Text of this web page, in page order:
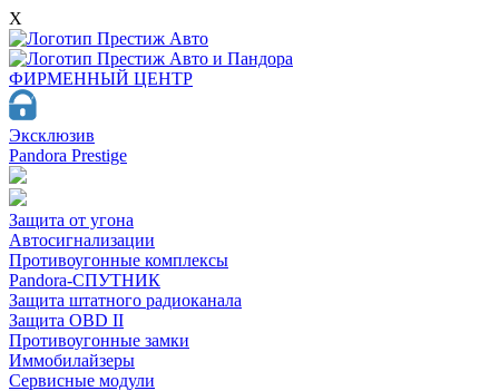
X
ФИРМЕННЫЙ ЦЕНТР
Эксклюзив
Pandora Prestige
Защита от угона
Автосигнализации
Противоугонные комплексы
Pandora-СПУТНИК
Защита штатного радиоканала
Защита OBD II
Противоугонные замки
Иммобилайзеры
Сервисные модули